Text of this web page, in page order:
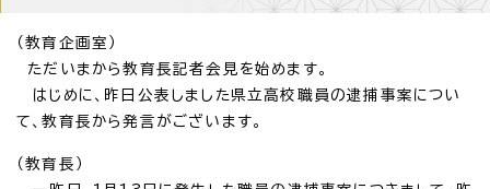
（教育企画室）
ただいまから教育長記者会見を始めます。
はじめに、昨日公表しました県立高校職員の逮捕事案につい
て、教育長から発言がございます。
（教育長）